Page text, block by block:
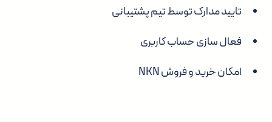
تایید مدارک توسط تیم پشتیبانی
فعال سازی حساب کاربری
امکان خرید و فروش NKN